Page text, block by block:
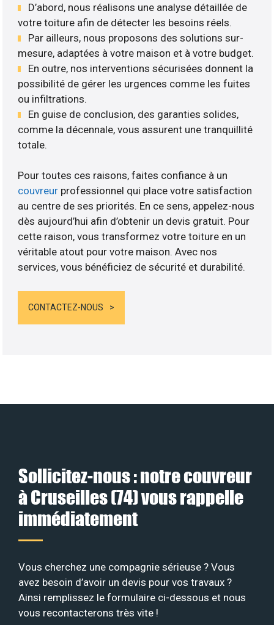
D’abord, nous réalisons une analyse détaillée de
votre toiture afin de détecter les besoins réels.
Par ailleurs, nous proposons des solutions sur-
mesure, adaptées à votre maison et à votre budget.
En outre, nos interventions sécurisées donnent la
possibilité de gérer les urgences comme les fuites
ou infiltrations.
En guise de conclusion, des garanties solides,
comme la décennale, vous assurent une tranquillité
totale.
Pour toutes ces raisons, faites confiance à un
couvreur professionnel qui place votre satisfaction
au centre de ses priorités. En ce sens, appelez-nous
dès aujourd’hui afin d’obtenir un devis gratuit. Pour
cette raison, vous transformez votre toiture en un
véritable atout pour votre maison. Avec nos
services, vous bénéficiez de sécurité et durabilité.
CONTACTEZ-NOUS
Sollicitez-nous : notre couvreur
à Cruseilles (74) vous rappelle
immédiatement
Vous cherchez une compagnie sérieuse ? Vous
avez besoin d’avoir un devis pour vos travaux ?
Ainsi remplissez le formulaire ci-dessous et nous
vous recontacterons très vite !